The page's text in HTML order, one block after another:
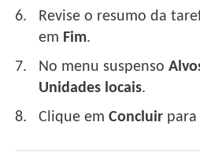
Revise o resumo da
em Fim.
No menu suspenso
Unidades locais.
Clique emConcluir